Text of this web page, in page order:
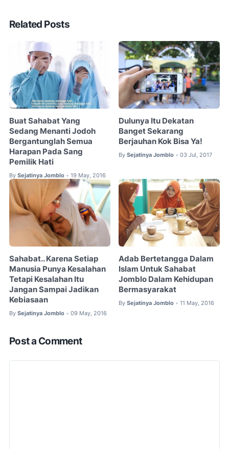
Related Posts
Buat Sahabat Yang
Sedang Menanti Jodoh
Bergantunglah Semua
Harapan Pada Sang
Pemilik Hati
By Sejatinya Jomblo • 19 May, 2016
Dulunya Itu Dekatan
Banget Sekarang
Berjauhan Kok Bisa Ya!
By Sejatinya Jomblo • 03 Jul, 2017
Sahabat.. Karena Setiap
Manusia Punya Kesalahan
Tetapi Kesalahan Itu
Jangan Sampai Jadikan
Kebiasaan
By Sejatinya Jomblo • 09 May, 2016
Adab Bertetangga Dalam
Islam Untuk Sahabat
Jomblo Dalam Kehidupan
Bermasyarakat
By Sejatinya Jomblo • 11 May, 2016
Post a Comment